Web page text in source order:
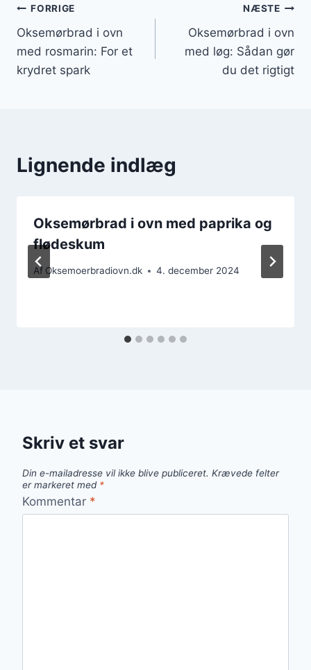
Indlægsnavigation
FORRIGE
Oksemørbrad i ovn
med rosmarin: For et
krydret spark
NÆSTE
Oksemørbrad i ovn
med løg: Sådan gør
du det rigtigt
Lignende indlæg
Oksemørbrad i ovn med paprika og
flødeskum
Af Oksemoerbradiovn.dk 4. december 2024
Skriv et svar
Din e-mailadresse vil ikke blive publiceret. Krævede felter
er markeret med *
Kommentar *